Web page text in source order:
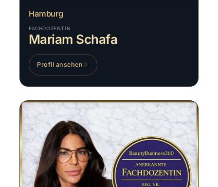
Hamburg
FACHDOZENTIN
Mariam Schafa
Profil ansehen